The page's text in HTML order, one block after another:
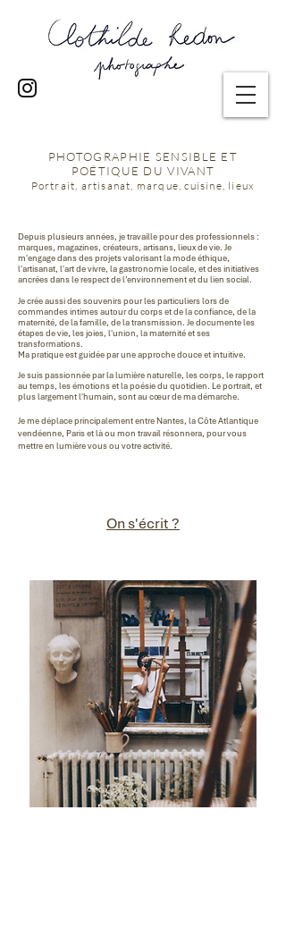
PHOTOGRAPHIE SENSIBLE ET
POÉTIQUE DU VIVANT
Portrait, artisanat, marque, cuisine, lieux
Depuis plusieurs années, je travaille pour des professionnels :
marques, magazines, créateurs, artisans, lieux de vie. Je
m'engage dans des projets valorisant la mode éthique,
l'artisanat, l'art de vivre, la gastronomie locale, et des initiatives
ancrées dans le respect de l’environnement et du lien social.
Je crée aussi des souvenirs pour les particulierslors de
commandes intimes autour du corps et de la confiance, de la
maternité, de la famille, de la transmission. Je documente les
étapes de vie, les joies, l'union, la maternité et ses
transformations.
Ma pratique est guidée par une approche douce et intuitive.
Je suis passionnée par la lumière naturelle, les corps, le rapport
au temps, les émotions et la poésie du quotidien. Le portrait, et
plus largement l'humain, sont au cœur de ma démarche.
Je me déplace principalement entre Nantes, la Côte Atlantique
vendéenne, Paris et là ou mon travail résonnera, pour vous
mettre en lumièrevous ou votre activité.
On s'écrit ?